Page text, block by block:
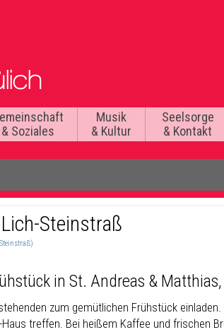
& Soziales
Musik
& Kultur
Seelsorge
& Kontakt
Steinstraß
in St. Andreas &
zum gemütlichen Frühstück
treffen. Bei heißem Kaffee und frischen